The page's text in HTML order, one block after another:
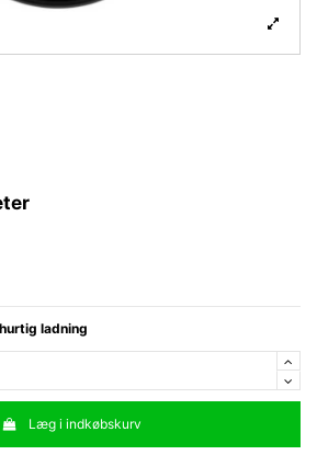
ladning
Læg i indkøbskurv